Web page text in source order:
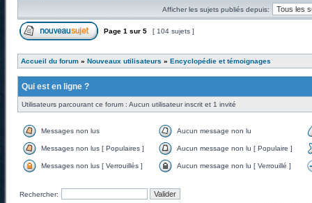
Afficher les sujets publiés depuis:
Page 1 sur 5 [ 104 sujets ]
Accueil du forum » Nouveaux utilisateurs » Encyclopédie et témoignages
Qui est en ligne ?
Utilisateurs parcourant ce forum : Aucun utilisateur inscrit et 1 invité
Messages non lus Aucun message non lu
Messages non lus [ Populaires ] Aucun message non lu [ Populaire ]
Messages non lus [ Verrouillés ] Aucun message non lu [ Verrouillé ]
Rechercher: